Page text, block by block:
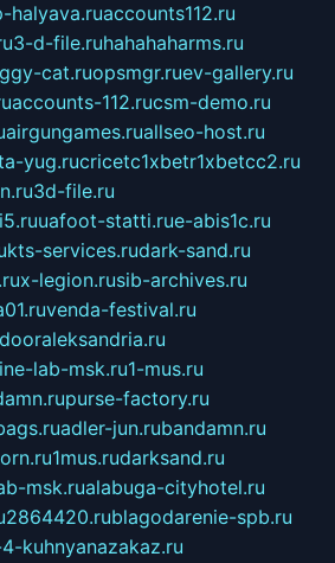
halyava.ruaccounts112.ru
3-d-file.ruhahahaharms.ru
cat.ruopsmgr.ruev-gallery.ru
accounts-112.rucsm-demo.ru
airgungames.ruallseo-host.ru
yug.rucricetc1xbetr1xbetcc2.ru
3d-file.ru
uafoot-statti.rue-abis1c.ru
kts-services.rudark-sand.ru
x-legion.rusib-archives.ru
venda-festival.ru
dooraleksandria.ru
lab-msk.ru1-mus.ru
purse-factory.ru
adler-jun.rubandamn.ru
1mus.rudarksand.ru
msk.rualabuga-cityhotel.ru
2864420.rublagodarenie-spb.ru
kuhnyanazakaz.ru